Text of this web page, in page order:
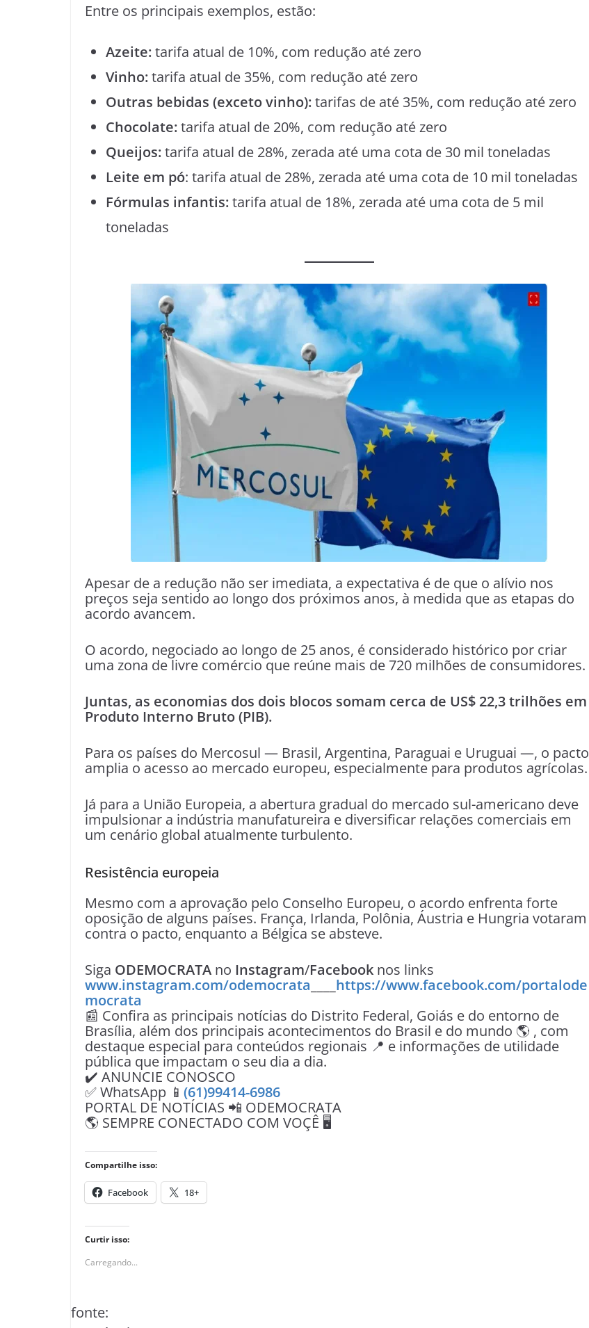
Entre os principais exemplos, estão:
Azeite:tarifa atual de 10%, com redução até zero
Vinho:tarifa atual de 35%, com redução até zero
Outras bebidas (exceto vinho):tarifas de até 35%, com redução até zero
Chocolate:tarifa atual de 20%, com redução até zero
Queijos:tarifa atual de 28%, zerada até uma cota de 30 mil toneladas
Leite em pó: tarifa atual de 28%, zerada até uma cota de 10 mil toneladas
Fórmulas infantis:tarifa atual de 18%, zerada até uma cota de 5 mil
toneladas
Apesar de a redução não ser imediata, a expectativa é de que o alívio nos
preços seja sentido ao longo dos próximos anos, à medida que as etapas do
acordo avancem.
O acordo, negociado ao longo de 25 anos, é considerado histórico por criar
uma zona de livre comércio que reúne mais de 720 milhões de consumidores.
Juntas, as economias dos dois blocos somam cerca de US$ 22,3 trilhões em
Produto Interno Bruto (PIB).
Para os países do Mercosul — Brasil, Argentina, Paraguai e Uruguai —, o pacto
amplia o acesso ao mercado europeu, especialmente para produtos agrícolas.
Já para a União Europeia, a abertura gradual do mercado sul-americano deve
impulsionar a indústria manufatureira e diversificar relações comerciais em
um cenário global atualmente turbulento.
Resistência europeia
Mesmo com a aprovação pelo Conselho Europeu, o acordo enfrenta forte
oposição de alguns países. França, Irlanda, Polônia, Áustria e Hungria votaram
contra o pacto, enquanto a Bélgica se absteve.
Siga ODEMOCRATA no Instagram/Facebook nos links
www.instagram.com/odemocrata
https://www.facebook.com/portalode
mocrata
📰 Confira as principais notícias do Distrito Federal, Goiás e do entorno de
Brasília, além dos principais acontecimentos do Brasil e do mundo 🌎 , com
destaque especial para conteúdos regionais 📍 e informações de utilidade
pública que impactam o seu dia a dia.
✔️ ANUNCIE CONOSCO
✅ WhatsApp 📱 (61)99414-6986
PORTAL DE NOTÍCIAS 📲 ODEMOCRATA
🌎 SEMPRE CONECTADO COM VOÇÊ 🖥️
Compartilhe isso:
Facebook 18+
Curtir isso:
Carregando...
fonte: